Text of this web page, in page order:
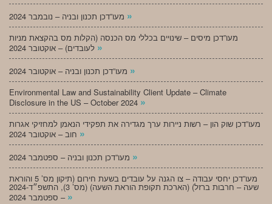
»
מעו”דכן מיסים – שינויים בכללי מס הכנסה (הקלות מס בהקצאת מניות
»
»
Environmental Law and Sustainability Client Update – Climate
Disclosure in the US – October 2024 »
מעו”דכן שוק הון – רשות ניירות ערך מגדירה את תפקידי הנאמן למחזיקי אגרות
»
»
מעו”דכן יחסי עבודה – צו הגנה על עובדים בשעת חירום (תיקון מס’ 5 והוראת
שעה – חרבות ברזל) (הארכת תקופת הוראת השעה) (מס’ 3), התשפ״ד-2024
– ספטמבר 2024 »